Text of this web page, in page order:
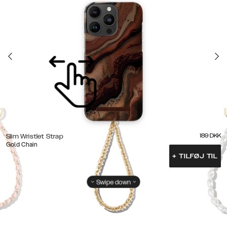
Slim Wristlet Strap
Gold Chain
189 DKK
+ TILFØJ TIL
Swipe down